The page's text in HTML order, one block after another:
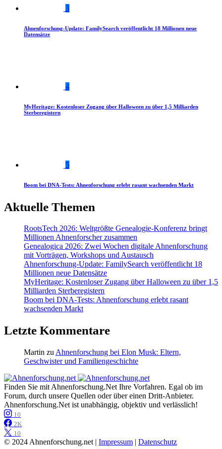
3
Ahnenforschung-Update: FamilySearch veröffentlicht 18 Millionen neue
Datensätze
4
MyHeritage: Kostenloser Zugang über Halloween zu über 1,5 Milliarden
Sterberegistern
5
Boom bei DNA-Tests: Ahnenforschung erlebt rasant wachsenden Markt
Aktuelle Themen
RootsTech 2026: Weltgrößte Genealogie-Konferenz bringt
Millionen Ahnenforscher zusammen
Genealogica 2026: Zwei Wochen digitale Ahnenforschung
mit Vorträgen, Workshops und Austausch
Ahnenforschung-Update: FamilySearch veröffentlicht 18
Millionen neue Datensätze
MyHeritage: Kostenloser Zugang über Halloween zu über 1,5
Milliarden Sterberegistern
Boom bei DNA-Tests: Ahnenforschung erlebt rasant
wachsenden Markt
Letzte Kommentare
Martin zu Ahnenforschung bei Elon Musk: Eltern,
Geschwister und Familiengeschichte
Finden Sie mit Ahnenforschung.Net Ihre Vorfahren. Egal ob im
Forum, durch unsere Quellen oder über einen Dritt-Anbieter.
Ahnenforschung.Net ist unabhängig, objektiv und verlässlich!
10
2K
10
© 2024 Ahnenforschung.net | Impressum | Datenschutz